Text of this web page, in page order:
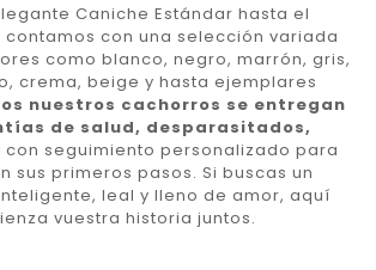
Caniche Estándar hasta el
contamos con una selección variada
como blanco, negro, marrón, gris,
crema, beige y hasta ejemplares
nuestros cachorros se entregan
de salud, desparasitados,
con seguimiento personalizado para
sus primeros pasos. Si buscas un
leal y lleno de amor, aquí
vuestra historia juntos.